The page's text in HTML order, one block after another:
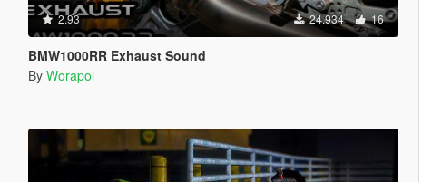
2.93 24.934 16
BMW1000RR Exhaust Sound
By Worapol